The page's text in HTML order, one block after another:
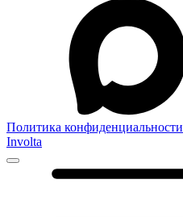
Политика конфиденциальности
Involta